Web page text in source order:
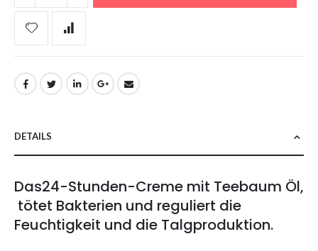
DETAILS
Das24-Stunden-Creme mit Teebaum Öl,
tötet Bakterien und reguliert die
Feuchtigkeit und die Talgproduktion.